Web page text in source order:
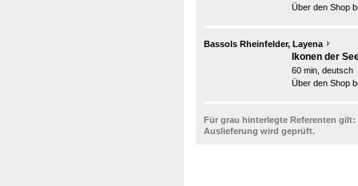
Über den Shop
Bassols Rheinfelder, Layena
Ikonen der
60 min, deutsch
Über den Shop
Für grau hinterlegte Referenten gilt:
Auslieferung wird geprüft.